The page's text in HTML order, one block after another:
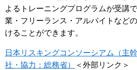
よるトレーニングプログラムが受講
業・フリーランス・アルバイトなど
けることができます。
日本リスキングコンソーシアム（主
社・協力：総務省）
＜外部リンク＞